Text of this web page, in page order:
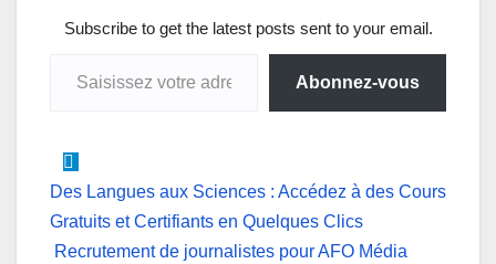
p
o
k
I
n
g
e
a
m
Subscribe to get the latest posts sent to your email.
Abonnez-vous
Navigation
de
Des Langues aux Sciences : Accédez à des Cours
Gratuits et Certifiants en Quelques Clics
Recrutement de journalistes pour AFO Média